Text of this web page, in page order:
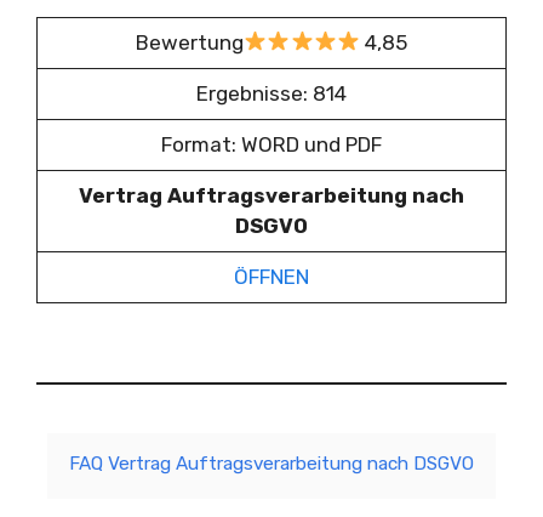
Bewertung 4,85
Ergebnisse: 814
Format: WORD und PDF
Vertrag Auftragsverarbeitung nach
DSGVO
ÖFFNEN
FAQ Vertrag Auftragsverarbeitung nach DSGVO